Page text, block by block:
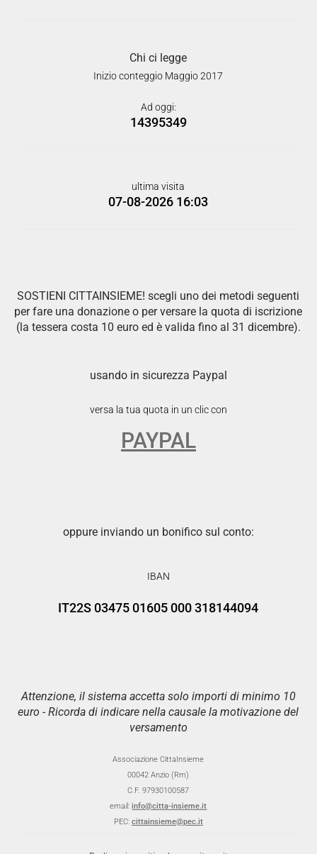
Chi ci legge
Inizio conteggio Maggio 2017
Ad oggi:
14395349
ultima visita
07-08-2026 16:03
SOSTIENI CITTAINSIEME! scegli uno dei metodi seguenti
per fare una donazione o per versare la quota di iscrizione
(la tessera costa 10 euro ed è valida fino al 31 dicembre).
usando in sicurezza Paypal
versa la tua quota in un clic con
PAYPAL
oppure inviando un bonifico sul conto:
IBAN
IT22S 03475 01605 000 318144094
Attenzione, il sistema accetta solo importi di minimo 10
euro - Ricorda di indicare nella causale la motivazione del
versamento
Associazione CittaInsieme
00042 Anzio (Rm)
C.F. 97930100587
email:info@citta-insieme.it
PEC: cittainsieme@pec.it